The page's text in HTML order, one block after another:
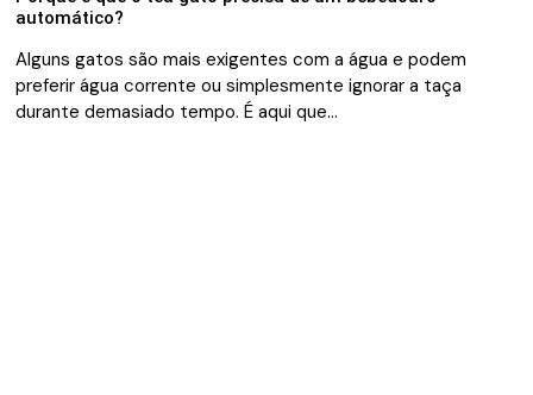
automático?
Alguns gatos são mais exigentes com a água e podem
preferir água corrente ou simplesmente ignorar a taça
durante demasiado tempo. É aqui que…